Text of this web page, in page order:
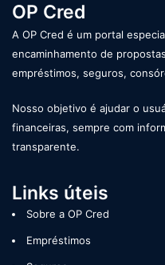
OP Cred
A OP Cred é um portal
encaminhamento de
empréstimos, seguros,
Nosso objetivo é ajudar o
financeiras, sempre com
transparente.
Links úteis
Sobre a OP Cred
Empréstimos